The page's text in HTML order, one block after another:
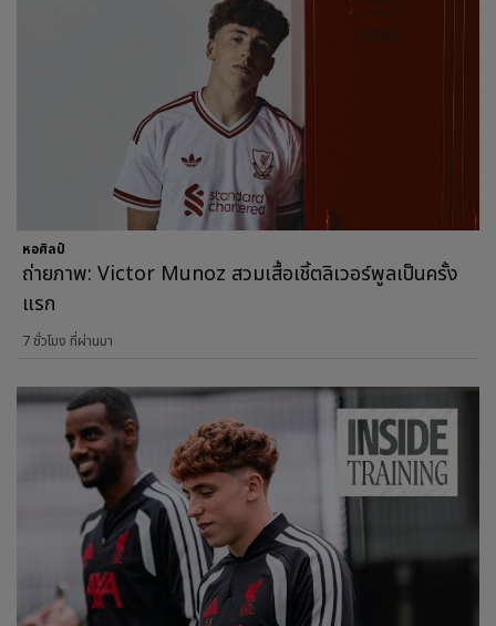
หอศิลป์
ถ่ายภาพ: Victor Munoz สวมเสื้อเชิ้ตลิเวอร์พูลเป็นครั้ง
แรก
7 ชั่วโมง ที่ผ่านมา